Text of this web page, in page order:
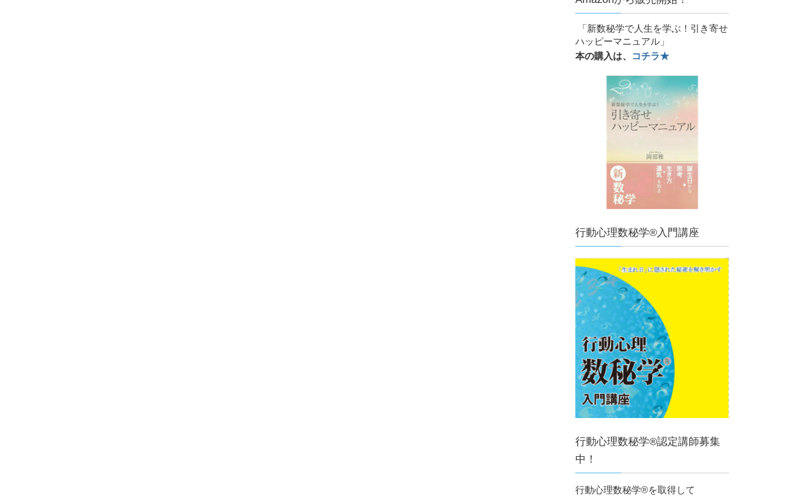
「新数秘学で人生を学ぶ！引き寄せ
ハッピーマニュアル」
本の購入は、
コチラ★
行動心理数秘学®入門講座
行動心理数秘学®認定講師募集
中！
行動心理数秘学®を取得して